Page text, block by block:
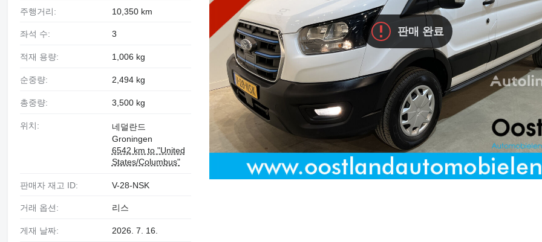
판매 완료
주행거리: 10,350 km
좌석 수: 3
적재 용량: 1,006 kg
순중량: 2,494 kg
총중량: 3,500 kg
위치:
네덜란드
Groningen
6542 km to "United
States/Columbus"
판매자 재고 ID: V-28-NSK
거래 옵션: 리스
게재 날짜: 2026. 7. 16.